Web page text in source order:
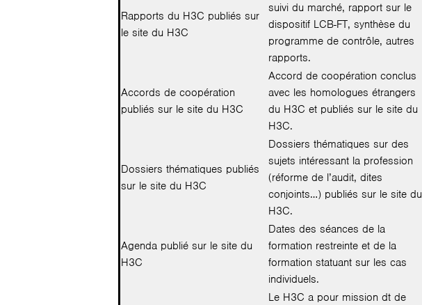
Rapports du H3C publiés sur
le site du H3C
suivi du marché, rapport sur le
dispositif LCB-FT, synthèse du
programme de contrôle, autres
rapports.
Accords de coopération
publiés sur le site du H3C
Accord de coopération conclus
avec les homologues étrangers
du H3C et publiés sur le site du
H3C.
Dossiers thématiques publiés
sur le site du H3C
Dossiers thématiques sur des
sujets intéressant la profession
(réforme de l’audit, dites
conjoints…) publiés sur le site du
H3C.
Agenda publié sur le site du
H3C
Dates des séances de la
formation restreinte et de la
formation statuant sur les cas
individuels.
Le H3C a pour mission dt de